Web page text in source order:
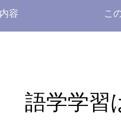
内容 こ
語学学習